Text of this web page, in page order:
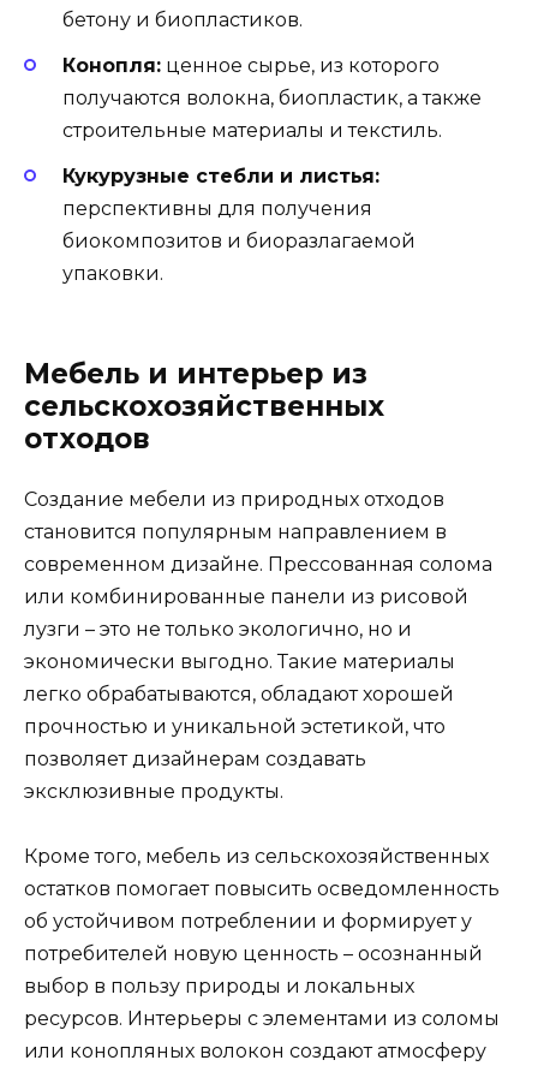
бетону и биопластиков.
Конопля: ценное сырье, из которого
получаются волокна, биопластик, а также
строительные материалы и текстиль.
Кукурузные стебли и листья:
перспективны для получения
биокомпозитов и биоразлагаемой
упаковки.
Мебель и интерьер из
сельскохозяйственных
отходов
Создание мебели из природных отходов
становится популярным направлением в
современном дизайне. Прессованная солома
или комбинированные панели из рисовой
лузги – это не только экологично, но и
экономически выгодно. Такие материалы
легко обрабатываются, обладают хорошей
прочностью и уникальной эстетикой, что
позволяет дизайнерам создавать
эксклюзивные продукты.
Кроме того, мебель из сельскохозяйственных
остатков помогает повысить осведомленность
об устойчивом потреблении и формирует у
потребителей новую ценность – осознанный
выбор в пользу природы и локальных
ресурсов. Интерьеры с элементами из соломы
или конопляных волокон создают атмосферу